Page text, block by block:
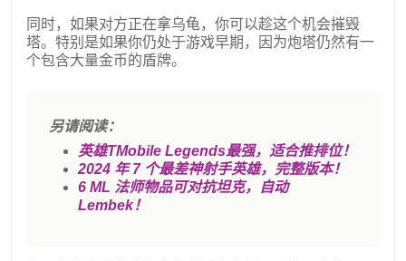
同时，如果对方正在拿乌龟，你可以趁这个机会摧毁
塔。特别是如果你仍处于游戏早期，因为炮塔仍然有一
个包含大量金币的盾牌。
另请阅读：
英雄TMobile Legends最强，适合推排位！
2024 年 7 个最差神射手英雄，完整版本！
6 ML 法师物品可对抗坦克，自动
Lembek！